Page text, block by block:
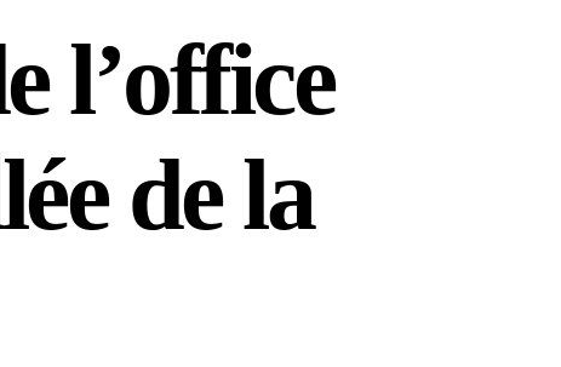
l’office
de la